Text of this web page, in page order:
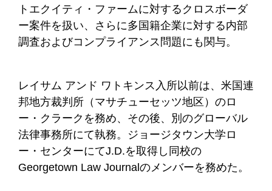
トエクイティ・ファームに対するクロスボーダ
ー案件を扱い、さらに多国籍企業に対する内部
調査およびコンプライアンス問題にも関与。
レイサム アンド ワトキンス入所以前は、米国連
邦地方裁判所（マサチューセッツ地区）のロ
ー・クラークを務め、その後、別のグローバル
法律事務所にて執務。ジョージタウン大学ロ
ー・センターにてJ.D.を取得し同校の
Georgetown Law Journalのメンバーを務めた。